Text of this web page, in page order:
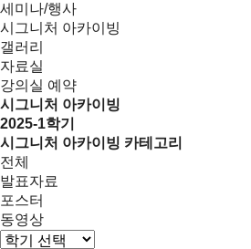
세미나/행사
시그니처 아카이빙
갤러리
자료실
강의실 예약
시그니처 아카이빙
2025-1학기
시그니처 아카이빙 카테고리
전체
발표자료
포스터
동영상